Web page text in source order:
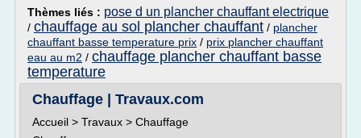
Thèmes liés : pose d un plancher chauffant electrique
/ chauffage au sol plancher chauffant / plancher
chauffant basse temperature prix / prix plancher chauffant
eau au m2 / chauffage plancher chauffant basse
temperature
Chauffage | Travaux.com
Accueil > Travaux > Chauffage